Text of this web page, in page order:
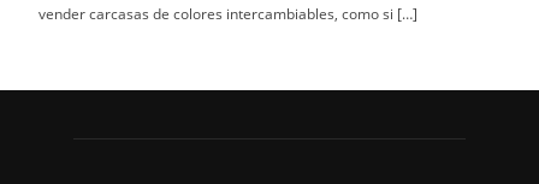
vender carcasas de colores intercambiables, como si […]